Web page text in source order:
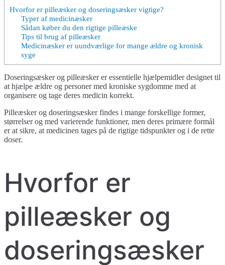
Hvorfor er pilleæsker og doseringsæsker vigtige?
Typer af medicinæsker
Sådan køber du den rigtige pilleæske
Tips til brug af pilleæsker
Medicinæsker er uundværlige for mange ældre og kronisk
syge
Doseringsæsker og pilleæsker er essentielle hjælpemidler designet til
at hjælpe ældre og personer med kroniske sygdomme med at
organisere og tage deres medicin korrekt.
Pilleæsker og doseringsæsker findes i mange forskellige former,
størrelser og med varierende funktioner, men deres primære formål
er at sikre, at medicinen tages på de rigtige tidspunkter og i de rette
doser.
Hvorfor er
pilleæsker og
doseringsæsker